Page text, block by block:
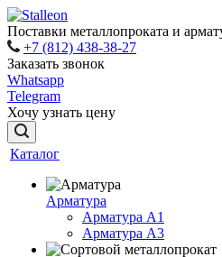
Поставки металлопроката и
+7 (812) 438-38-27
Заказать звонок
Whatsapp
Telegram
Хочу узнать цену
Каталог
Арматура
Арматура A1
Арматура А3